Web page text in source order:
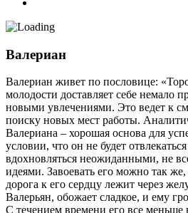
Валериан
Валериан живет по пословице:
молодости доставляет себе немало
новыми увлечениями. Это ведет к
поиску новых мест работы.
Валериана – хорошая основа для
условии, что он не будет
вдохновляться неожиданными, не
идеями. Завоевать его можно так
дорога к его сердцу лежит через
Валерьян, обожает сладкое, и ему
С течением времени его все меньше